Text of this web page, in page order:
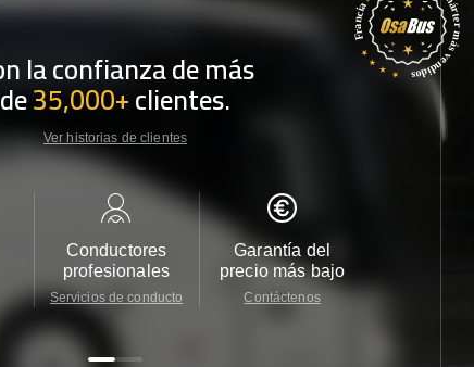
la confianza de más
de35,000+clientes.
Ver historias de clientes
Conductores
profesionales
Servicios de conducto
Garantía del
precio más bajo
Contáctenos